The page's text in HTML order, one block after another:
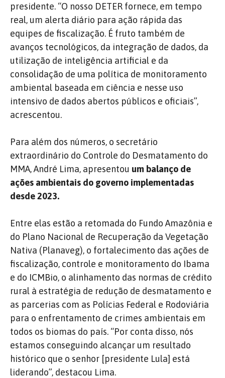
presidente. “O nosso DETER fornece, em tempo
real, um alerta diário para ação rápida das
equipes de fiscalização. É fruto também de
avanços tecnológicos, da integração de dados, da
utilização de inteligência artificial e da
consolidação de uma política de monitoramento
ambiental baseada em ciência e nesse uso
intensivo de dados abertos públicos e oficiais”,
acrescentou.
Para além dos números, o secretário
extraordinário do Controle do Desmatamento do
MMA, André Lima, apresentou um balanço de
ações ambientais do governo implementadas
desde 2023.
Entre elas estão a retomada do Fundo Amazônia e
do Plano Nacional de Recuperação da Vegetação
Nativa (Planaveg), o fortalecimento das ações de
fiscalização, controle e monitoramento do Ibama
e do ICMBio, o alinhamento das normas de crédito
rural à estratégia de redução de desmatamento e
as parcerias com as Polícias Federal e Rodoviária
para o enfrentamento de crimes ambientais em
todos os biomas do país. “Por conta disso, nós
estamos conseguindo alcançar um resultado
histórico que o senhor [presidente Lula] está
liderando”, destacou Lima.